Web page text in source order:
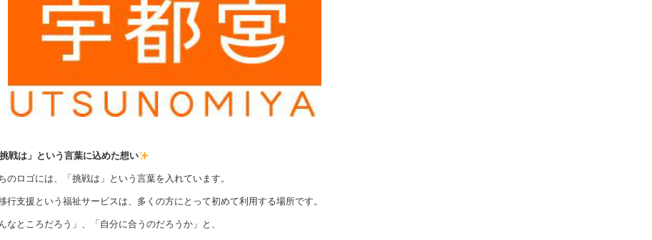
挑戦は」という言葉に込めた想い
のロゴには、「挑戦は」という言葉を入れています。
行支援という福祉サービスは、多くの方にとって初めて利用する場所です。
んなところだろう」、「自分に合うのだろうか」と、